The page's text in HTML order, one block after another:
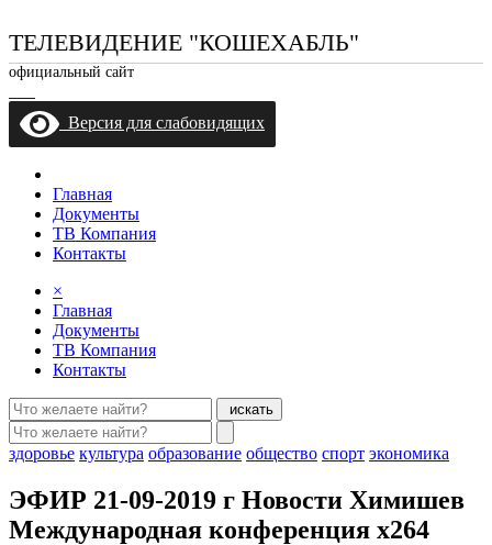
ТЕЛЕВИДЕНИЕ "КОШЕХАБЛЬ"
официальный сайт
Версия для слабовидящих
Главная
Документы
ТВ Компания
Контакты
×
Главная
Документы
ТВ Компания
Контакты
искать
здоровье культура образование общество спорт экономика
ЭФИР 21-09-2019 г Новости Химишев
Международная конференция x264